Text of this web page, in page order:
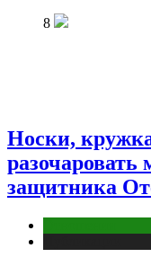
8
Носки,
защитника